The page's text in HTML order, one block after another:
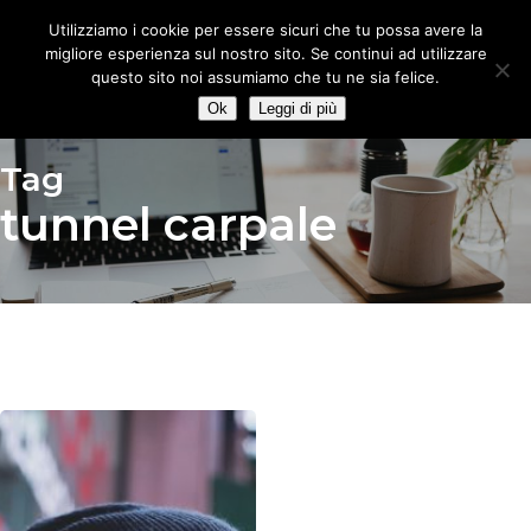
Tag
tunnel carpale
Tendiniti
a
gomito,
polso
Utilizziamo i cookie per essere sicuri che tu possa avere la
migliore esperienza sul nostro sito. Se continui ad utilizzare
questo sito noi assumiamo che tu ne sia felice.
Ok Leggi di più